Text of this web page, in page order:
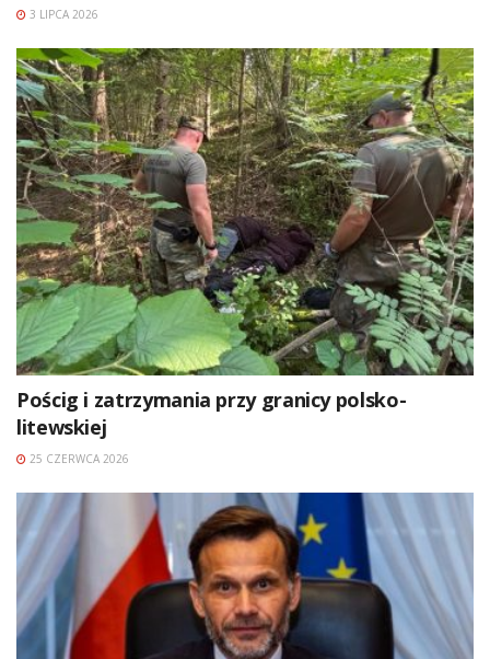
3 LIPCA 2026
Pościg i zatrzymania przy granicy polsko-
litewskiej
25 CZERWCA 2026